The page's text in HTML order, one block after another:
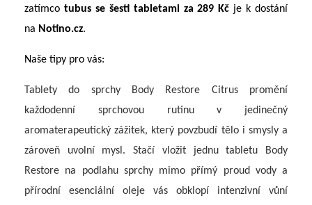
zatímco tubus se šesti tabletami za 289 Kč je k dostání
na Notino.cz.
Naše tipy pro vás:
Tablety do sprchy Body Restore Citruspromění
každodenní sprchovou rutinu v jedinečný
aromaterapeutický zážitek, který povzbudí tělo i smysly a
zároveň uvolní mysl. Stačí vložit jednu tabletu Body
Restore na podlahu sprchy mimo přímý proud vody a
přírodní esenciální oleje vás obklopí intenzivní vůní